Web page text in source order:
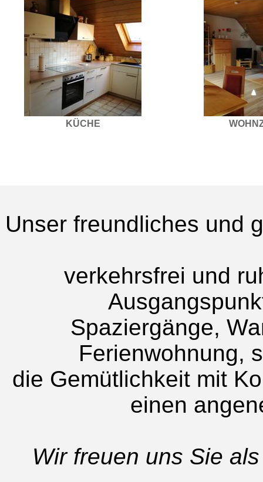
KÜCHE
Unser freundliches und
verkehrsfrei und
Spaziergänge,
Ferienwohnung,
die Gemütlichkeit mit
einen
Wir freuen uns Sie